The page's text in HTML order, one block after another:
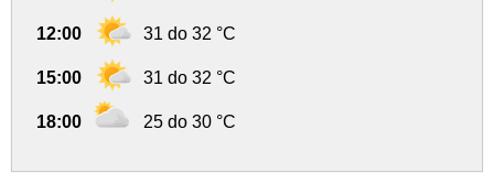
12:00 31 do 32 °C
15:00 31 do 32 °C
18:00 25 do 30 °C